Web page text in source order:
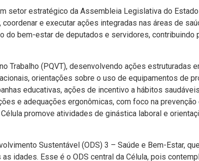
setor estratégico da Assembleia Legislativa do
e executar ações integradas nas áreas de
do bem-estar de deputados e servidores, contribuindo
Trabalho (PQVT), desenvolvendo ações estruturadas
orientações sobre o uso de equipamentos de
educativas, ações de incentivo a hábitos
e adequações ergonômicas, com foco na prevenção
promove atividades de ginástica laboral e
Sustentável (ODS) 3 – Saúde e Bem-Estar,
idades. Esse é o ODS central da Célula, pois